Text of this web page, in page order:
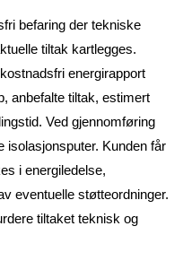
befaring der tekniske
tiltak kartlegges.
energirapport
anbefalte tiltak, estimert
Ved gjennomføring
isolasjonsputer. Kunden får
i energiledelse,
eventuelle støtteordninger.
tiltaket teknisk og